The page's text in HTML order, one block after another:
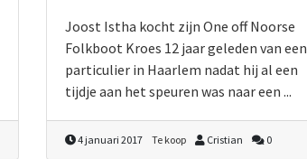
Joost Istha kocht zijn One off Noorse
Folkboot Kroes 12 jaar geleden van een
particulier in Haarlem nadat hij al een
tijdje aan het speuren was naar een ...
4 januari 2017 Te koop Cristian 0